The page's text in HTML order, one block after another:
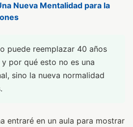
Nueva Mentalidad para la
puede reemplazar 40 años
por qué esto no es una
sino la nueva normalidad
entraré en un aula para mostrar